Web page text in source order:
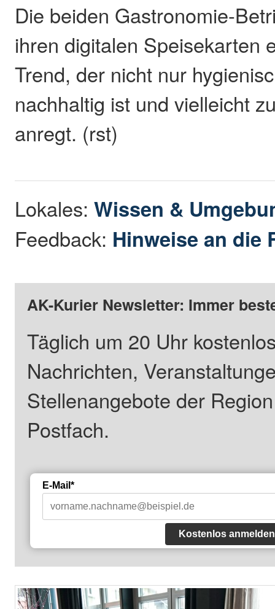
Die beiden Gastronomie-
ihren digitalen Speisekarten
Trend, der nicht nur
nachhaltig ist und vielleicht
anregt. (rst)
Lokales:Wissen &
Feedback: Hinweise an die
AK-Kurier Newsletter: Immer
Täglich um 20 Uhr
Nachrichten,
Stellenangebote der
Postfach.
E-Mail*
Kostenlos anmelden